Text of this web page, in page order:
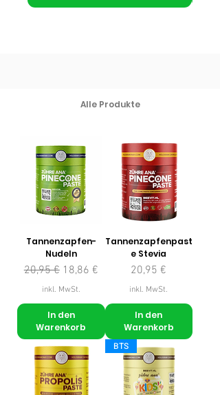
Alle Produkte
Tannenzapfen-
Nudeln
Standardpreis
20,95 € Sale-Preis
18,86 €
inkl. MwSt.
In den
Warenkorb
Tannenzapfenpast
e Stevia
Preis
20,95 €
inkl. MwSt.
In den
Warenkorb
BTS